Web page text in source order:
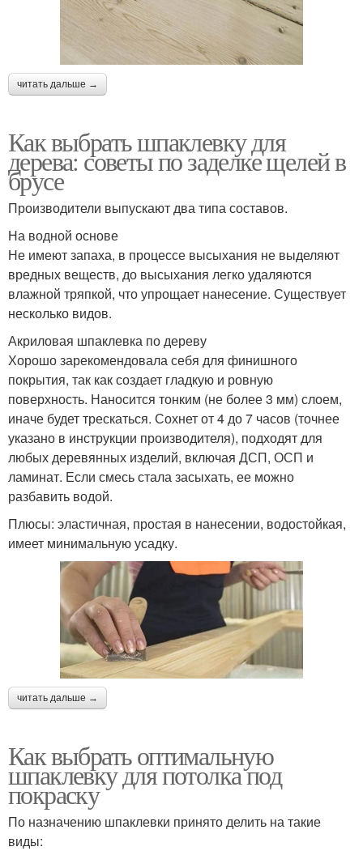
читать дальше →
Как выбрать шпаклевку для
дерева: советы по заделке щелей в
брусе
Производители выпускают два типа составов.
На водной основе
Не имеют запаха, в процессе высыхания не выделяют
вредных веществ, до высыхания легко удаляются
влажной тряпкой, что упрощает нанесение. Существует
несколько видов.
Акриловая шпаклевка по дереву
Хорошо зарекомендовала себя для финишного
покрытия, так как создает гладкую и ровную
поверхность. Наносится тонким (не более 3 мм) слоем,
иначе будет трескаться. Сохнет от 4 до 7 часов (точнее
указано в инструкции производителя), подходят для
любых деревянных изделий, включая ДСП, ОСП и
ламинат. Если смесь стала засыхать, ее можно
разбавить водой.
Плюсы: эластичная, простая в нанесении, водостойкая,
имеет минимальную усадку.
читать дальше →
Как выбрать оптимальную
шпаклевку для потолка под
покраску
По назначению шпаклевки принято делить на такие
виды: